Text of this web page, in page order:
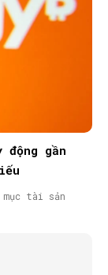
gần
tài sản